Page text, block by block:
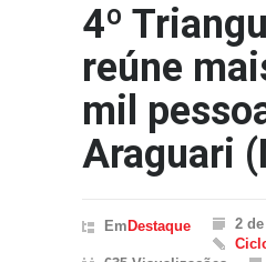
4º
reúne
mil
Araguari
Em Destaque
2